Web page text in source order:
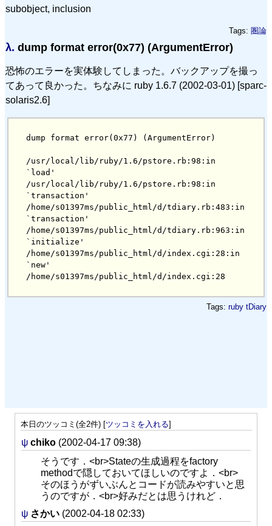
subobject, inclusion
Tags: 圏論
λ. dump format error(0x77) (ArgumentError)
恐怖のエラーを実体験してしまった。バックアップを撮っ
てあって良かった。ちなみに ruby 1.6.7 (2002-03-01) [sparc-
solaris2.6]
/usr/local/lib/ruby/1.6/pstore.rb:98:in
`load'
/usr/local/lib/ruby/1.6/pstore.rb:98:in
`transaction'
/home/s01397ms/public_html/d/tdiary.rb:483:in
`transaction'
/home/s01397ms/public_html/d/tdiary.rb:963:in
`initialize'
/home/s01397ms/public_html/d/index.cgi:28:in
`new'
Tags: ruby tDiary
本日のツッコミ(全2件) [ツッコミを入れる]
ψ chiko (2002-04-17 09:38)
そうです．<br>Stateの生成過程をfactory
methodで隠しておいてほしいのですよ．<br>
そのほうがずいぶんとコードが読みやすいと思
うのですが．<br>好みだとは思うけれど．
ψ さかい (2002-04-18 02:33)